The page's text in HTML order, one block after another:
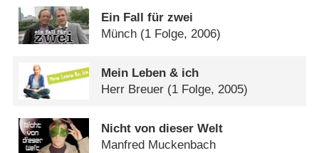
Ein Fall für zwei
Münch (1 Folge, 2006)
Mein Leben & ich
Herr Breuer (1 Folge, 2005)
Nicht von dieser Welt
Manfred Muckenbach